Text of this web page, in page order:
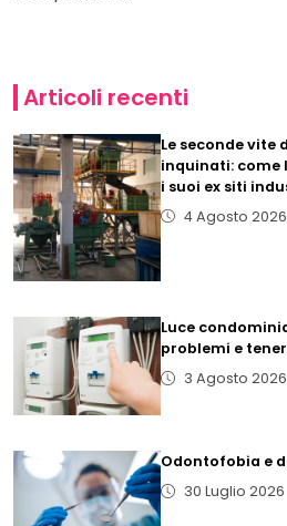
Articoli recenti
Le seconde vite
inquinati: come
i suoi ex siti
4 Agosto 2026
Luce
problemi e
3 Agosto 2026
Odontofobia e
30 Luglio 2026